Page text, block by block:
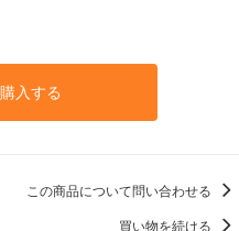
入する
この商品について問い合わせる
買い物を続ける